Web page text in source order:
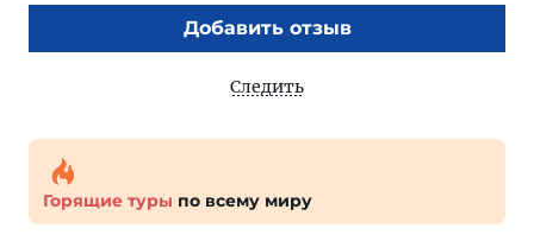
Добавить отзыв
Следить
Горящие туры по всему миру